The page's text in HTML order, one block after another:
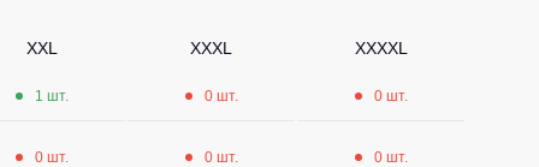
Шорты повседневные
XXL XXXL XXXXL
1 шт. 0 шт. 0 шт.
0 шт. 0 шт. 0 шт.